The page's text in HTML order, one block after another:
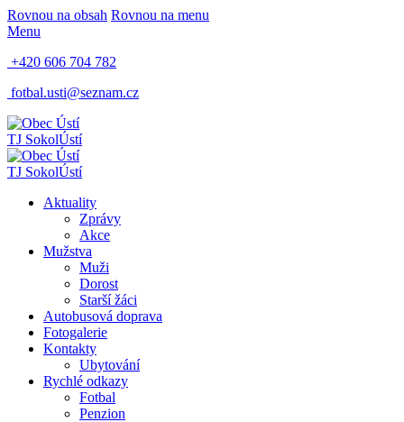
Rovnou na obsah Rovnou na menu
Menu
+420 606 704 782
fotbal.usti@seznam.cz
TJ SokolÚstí
TJ SokolÚstí
Aktuality
Zprávy
Akce
Mužstva
Muži
Dorost
Starší žáci
Autobusová doprava
Fotogalerie
Kontakty
Ubytování
Rychlé odkazy
Fotbal
Penzion